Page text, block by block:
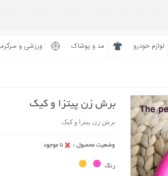
لوازم خودرو مد و پوشاک ورزشی و
برش زن پیتزا و کیک
برش زن پیتزا و کیک
رنگ